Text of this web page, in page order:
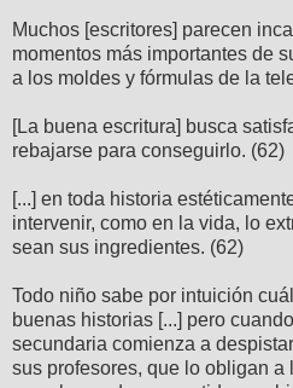
Muchos [escritores] parecen
momentos más importantes de
a los moldes y fórmulas de la
[La buena escritura] busca
rebajarse para conseguirlo. (62)
[...] en toda historia
intervenir, como en la vida, lo
sean sus ingredientes. (62)
Todo niño sabe por intuición
buenas historias [...] pero
secundaria comienza a
sus profesores, que lo obligan a